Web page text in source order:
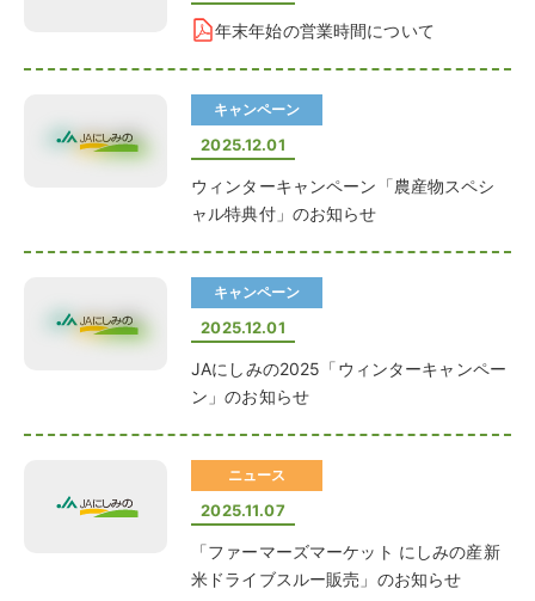
年末年始の営業時間について
キャンペーン
2025.12.01
ウィンターキャンペーン「農産物スペシ
ャル特典付」のお知らせ
キャンペーン
2025.12.01
JAにしみの2025「ウィンターキャンペー
ン」のお知らせ
ニュース
2025.11.07
「ファーマーズマーケット にしみの産新
米ドライブスルー販売」のお知らせ